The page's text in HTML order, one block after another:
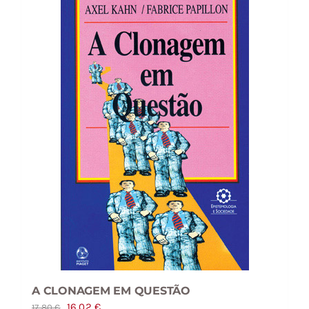
A CLONAGEM EM QUESTÃO
O
O